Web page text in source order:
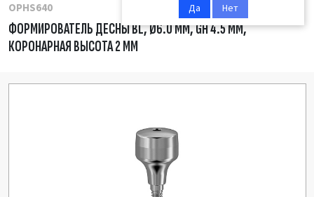
Да
Нет
OPHS640
ФОРМИРОВАТЕЛЬ ДЕСНЫ BL, Ø6.0 ММ, GH 4.5 ММ,
КОРОНАРНАЯ ВЫСОТА 2 ММ